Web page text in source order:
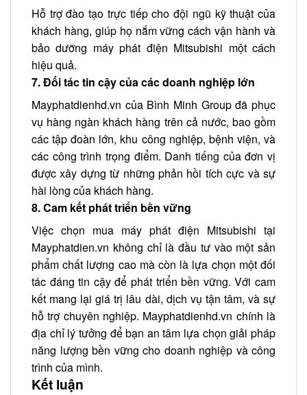
Hỗ trợ đào tạo trực tiếp cho đội ngũ kỹ thuật của
khách hàng, giúp họ nắm vững cách vận hành và
bảo dưỡng máy phát điện Mitsubishi một cách
hiệu quả.
7. Đối tác tin cậy của các doanh nghiệp lớn
Mayphatdienhd.vn của Bình Minh Group đã phục
vụ hàng ngàn khách hàng trên cả nước, bao gồm
các tập đoàn lớn, khu công nghiệp, bệnh viện, và
các công trình trọng điểm. Danh tiếng của đơn vị
được xây dựng từ những phản hồi tích cực và sự
hài lòng của khách hàng.
8. Cam kết phát triển bền vững
Việc chọn mua máy phát điện Mitsubishi tại
Mayphatdien.vn không chỉ là đầu tư vào một sản
phẩm chất lượng cao mà còn là lựa chọn một đối
tác đáng tin cậy để phát triển bền vững. Với cam
kết mang lại giá trị lâu dài, dịch vụ tận tâm, và sự
hỗ trợ chuyên nghiệp. Mayphatdienhd.vn chính là
địa chỉ lý tưởng để bạn an tâm lựa chọn giải pháp
năng lượng bền vững cho doanh nghiệp và công
trình của mình.
Kết luận